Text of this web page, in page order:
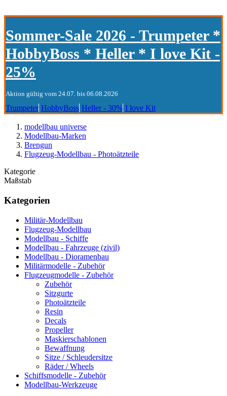
Sommer-Sale 2026 - Trumpeter *
HobbyBoss * Heller * I love Kit -
25%
Aktion gültig vom 24.07. bis 06.08.2026
Trumpeter HobbyBoss Heller - 30% I love Kit
modellbau universe
Modellbau-Marken
Brengun
Flugzeug-Modellbau - Photoätzteile
Kategorie
Maßstab
Kategorien
Militär-Modellbau
Flugzeug-Modellbau
Modellbau - Schiffe
Modellbau - Fahrzeuge (zivil)
Modellbau - Dioramenbau
Militärmodelle - Zubehör
Flugzeugmodelle - Zubehör
Zubehör
Sitzgurte
Photoätzteile
Resin
Decals
Propeller
Maskierschablonen
Bewaffnung
Sitze / Schleudersitze
Räder / Wheels
Schiffsmodelle - Zubehör
Modellbau-Werkzeuge